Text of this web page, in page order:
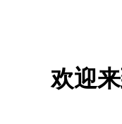
欢迎